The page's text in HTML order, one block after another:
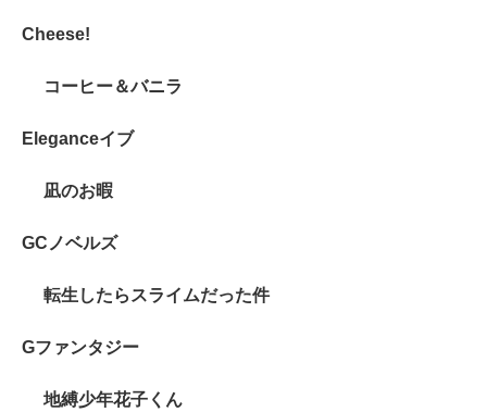
Cheese!
コーヒー＆バニラ
Eleganceイブ
凪のお暇
GCノベルズ
転生したらスライムだった件
Gファンタジー
地縛少年花子くん